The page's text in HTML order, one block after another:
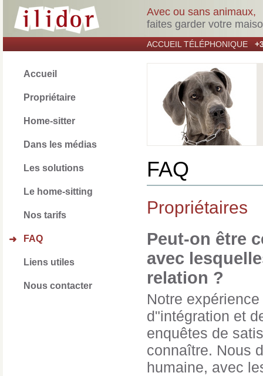
Avec ou sans animaux,
faites garder votre
ACCUEIL TÉLÉPHONIQUE
Accueil
Propriétaire
Home-sitter
Dans les médias
Les solutions
Le home-sitting
Nos tarifs
➜ FAQ
Liens utiles
Nous contacter
FAQ
Propriétaires
Peut-on être
avec
relation ?
Notre
d"intégration et
enquêtes de
connaître. Nous
humaine, avec